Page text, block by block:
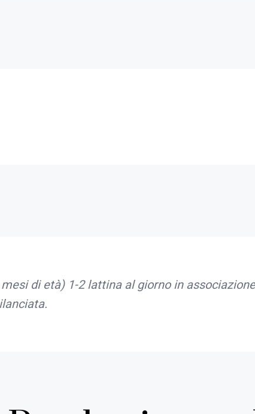
di età) 1-2 lattina al giorno in